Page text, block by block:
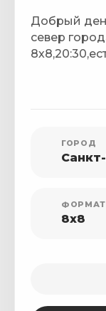
Добрый
север
ГОРОД
ФОРМАТ
8x8